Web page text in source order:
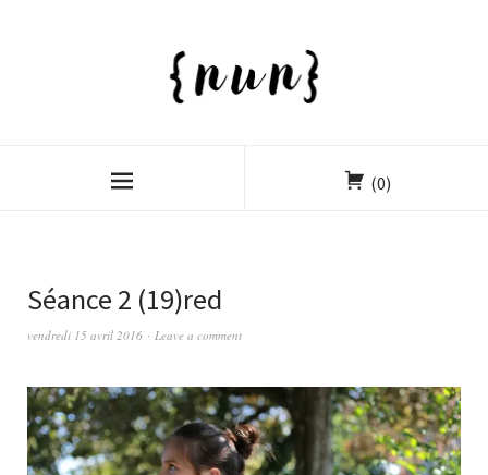
(0)
Séance 2 (19)red
vendredi 15 avril 2016 Leave a comment